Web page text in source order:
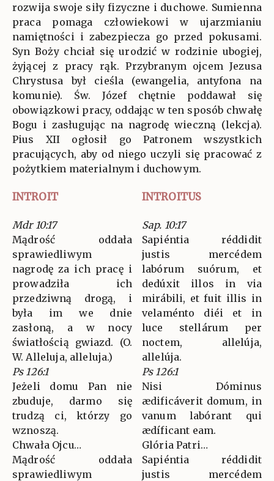
rozwija swoje siły fizyczne i duchowe. Sumienna
praca pomaga człowiekowi w ujarzmianiu
namiętności i zabezpiecza go przed pokusami.
Syn Boży chciał się urodzić w rodzinie ubogiej,
żyjącej z pracy rąk. Przybranym ojcem Jezusa
Chrystusa był cieśla (ewangelia, antyfona na
komunie). Św. Józef chętnie poddawał się
obowiązkowi pracy, oddając w ten sposób chwałę
Bogu i zasługując na nagrodę wieczną (lekcja).
Pius XII ogłosił go Patronem wszystkich
pracujących, aby od niego uczyli się pracować z
pożytkiem materialnym i duchowym.
INTROIT INTROITUS
Mdr 10:17
Mądrość oddała
sprawiedliwym
nagrodę za ich pracę i
prowadziła ich
przedziwną drogą, i
była im we dnie
zasłoną, a w nocy
światłością gwiazd. (O.
W. Alleluja, alleluja.)
Ps 126:1
Jeżeli domu Pan nie
zbuduje, darmo się
trudzą ci, którzy go
wznoszą.
Chwała Ojcu…
Mądrość oddała
sprawiedliwym
Sap. 10:17
Sapiéntia réddidit
justis mercédem
labórum suórum, et
dedúxit illos in via
mirábili, et fuit illis in
velaménto diéi et in
luce stellárum per
noctem, allelúja,
allelúja.
Ps 126:1
Nisi Dóminus
ædificáverit domum, in
vanum labórant qui
ædíficant eam.
Glória Patri…
Sapiéntia réddidit
justis mercédem